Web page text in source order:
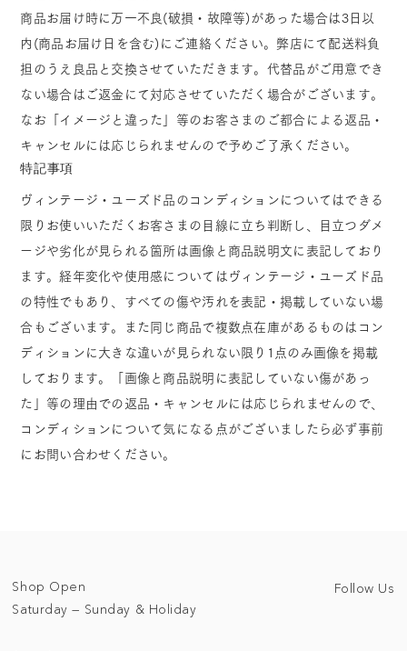
商品お届け時に万一不良(破損・故障等)があった場合は3日以
内(商品お届け日を含む)にご連絡ください。弊店にて配送料負
担のうえ良品と交換させていただきます。代替品がご用意でき
ない場合はご返金にて対応させていただく場合がございます。
なお「イメージと違った」等のお客さまのご都合による返品・
キャンセルには応じられませんので予めご了承ください。
特記事項
ヴィンテージ・ユーズド品のコンディションについてはできる
限りお使いいただくお客さまの目線に立ち判断し、目立つダメ
ージや劣化が見られる箇所は画像と商品説明文に表記しており
ます。経年変化や使用感についてはヴィンテージ・ユーズド品
の特性でもあり、すべての傷や汚れを表記・掲載していない場
合もございます。また同じ商品で複数点在庫があるものはコン
ディションに大きな違いが見られない限り1点のみ画像を掲載
しております。「画像と商品説明に表記していない傷があっ
た」等の理由での返品・キャンセルには応じられませんので、
コンディションについて気になる点がございましたら必ず事前
にお問い合わせください。
Shop Open
Saturday — Sunday & Holiday
Follow Us